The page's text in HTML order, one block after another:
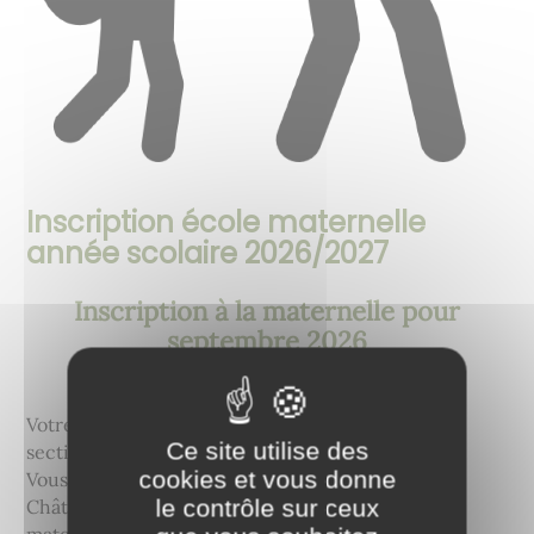
Inscription école maternelle
année scolaire 2026/2027
Inscription à la maternelle pour
septembre 2026
Votre enfant est né en 2023 et il entrera en petite
section en septembre prochain ?
Vous venez d’emménager sur Beire-le-
Châtel/Viévigne et aurez un enfant scolarisé à la
Ce site utilise des
cookies et vous donne
le contrôle sur ceux